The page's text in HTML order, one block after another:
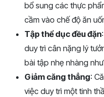
bổ sung các thực
cầm vào chế độ ăn
Tập thể dục đều đặn
duy trì cân nặng lý
bài tập nhẹ nhàng
Giảm căng thẳng:
việc duy trì một tinh